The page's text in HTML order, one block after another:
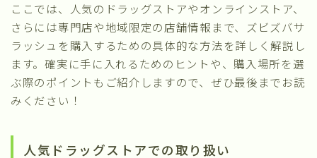
ここでは、人気のドラッグストアやオンラインストア、
さらには専門店や地域限定の店舗情報まで、ズビズバサ
ラッシュを購入するための具体的な方法を詳しく解説し
ます。確実に手に入れるためのヒントや、購入場所を選
ぶ際のポイントもご紹介しますので、ぜひ最後までお読
みください！
人気ドラッグストアでの取り扱い